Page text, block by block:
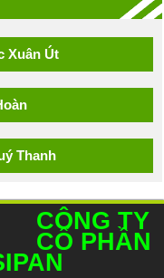
Xuân Út
Thanh
CÔNG TY
CỔ PHẦN